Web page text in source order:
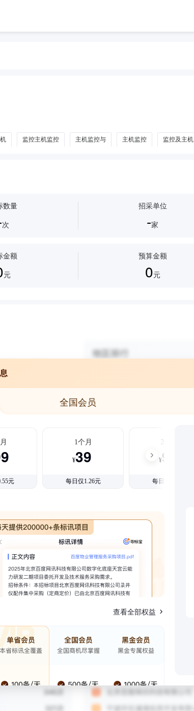
监控主机监控 主机监控与 主机监控 监控及主机
数量
次
招采单位
-家
金额
元
预算金额
0元
全国会员
元
1个月
¥39
每日仅1.26元
3个月
¥99
每日仅1.08元
查看全部权益